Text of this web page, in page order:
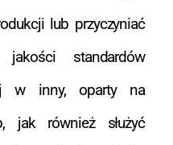
lub przyczyniać
standardów
w inny, oparty na
jak również służyć